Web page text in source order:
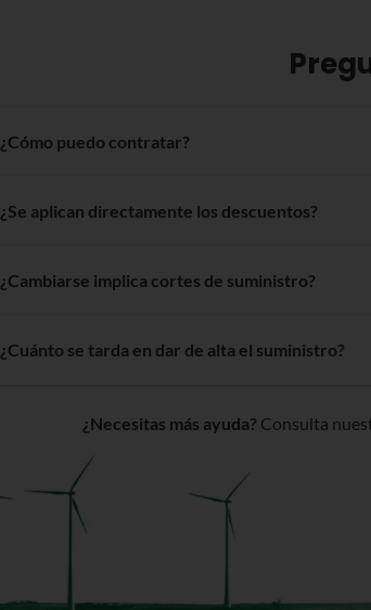
¿Cómo puedo contratar?
tan sólo 2 minutos. También puedes llamar
¿Se aplican directamente los descuentos?
línea a la que quieres que se aplique puedes
¿Cambiarse implica cortes de suministro?
distribuidora. Si realizas un cambio de potencia,
¿Cuánto se tarda en dar de alta el suministro?
firma de tu contrato con nosotros (depende
hasta un par de semanas.
¿Necesitas más ayuda? Consulta